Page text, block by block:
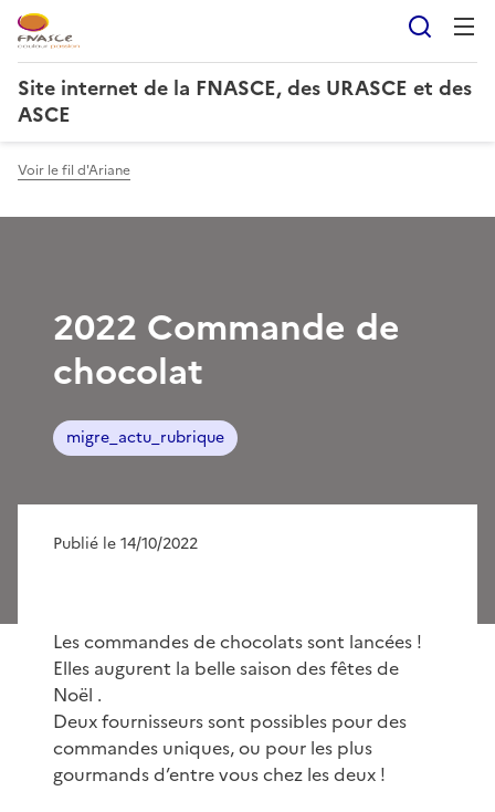
Site internet de la FNASCE, des URASCE et des
ASCE
Voir le fil d'Ariane
2022 Commande de
chocolat
migre_actu_rubrique
Publié le 14/10/2022
Les commandes de chocolats sont lancées !
Elles augurent la belle saison des fêtes de
Noël .
Deux fournisseurs sont possibles pour des
commandes uniques, ou pour les plus
gourmands d’entre vous chez les deux !